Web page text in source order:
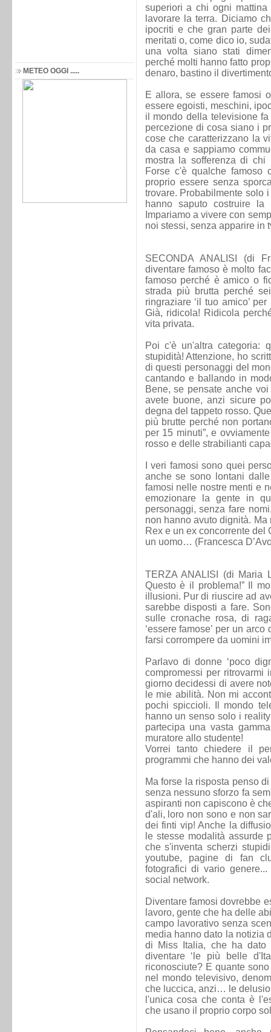
METEO OGGI .....
superiori a chi ogni
lavorare la terra. Diciamo
ipocriti e che gran parte
meritati o, come dico io,
una volta siano stati
perché molti hanno fatto
denaro, bastino il
E allora, se essere famosi
essere egoisti, meschini,
il mondo della televisione
percezione di cosa siano i
cose che caratterizzano la
da casa e sappiamo
mostra la sofferenza di
Forse c'è qualche famoso
proprio essere senza
trovare. Probabilmente solo
hanno saputo costruire
Impariamo a vivere con
noi stessi, senza apparire in
SECONDA ANALISI (di
diventare famoso è molto
famoso perché è amico o
strada più brutta perché
ringraziare ‘il tuo amico’
Già, ridicola! Ridicola
vita privata.
Poi c'è un'altra categoria:
stupidità! Attenzione, ho
di questi personaggi del
cantando e ballando in
Bene, se pensate anche
avete buone, anzi sicure
degna del tappeto rosso.
più brutte perché non
per 15 minuti”, e
rosso e delle strabilianti
I veri famosi sono quei
anche se sono lontani
famosi nelle nostre menti e
emozionare la gente in
personaggi, senza fare
non hanno avuto dignità.
Rex e un ex concorrente del
un uomo… (Francesca
TERZA ANALISI (di Maria
Questo è il problema!” Il
illusioni. Pur di riuscire ad
sarebbe disposti a fare.
sulle cronache rosa, di
‘essere famose’ per un
farsi corrompere da uomini
Parlavo di donne ‘poco
compromessi per
giorno decidessi di avere
le mie abilità. Non mi
pochi spiccioli. Il mondo
hanno un senso solo i
partecipa una vasta
muratore allo studente!
Vorrei tanto chiedere il
programmi che hanno dei
Ma forse la risposta penso
senza nessuno sforzo fa
aspiranti non capiscono è
d'ali, loro non sono e non
dei finti vip! Anche la
le stesse modalità assurde
che s'inventa scherzi
youtube, pagine di fan
fotografici di vario
social network.
Diventare famosi dovrebbe
lavoro, gente che ha delle
campo lavorativo senza
media hanno dato la notizia
di Miss Italia, che ha
diventare ‘le più belle
riconosciute? E quante
nel mondo televisivo,
che luccica, anzi… le
l'unica cosa che conta è
che usano il proprio corpo